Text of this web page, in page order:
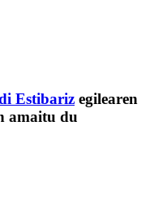
Estibariz egilearen
amaitu du